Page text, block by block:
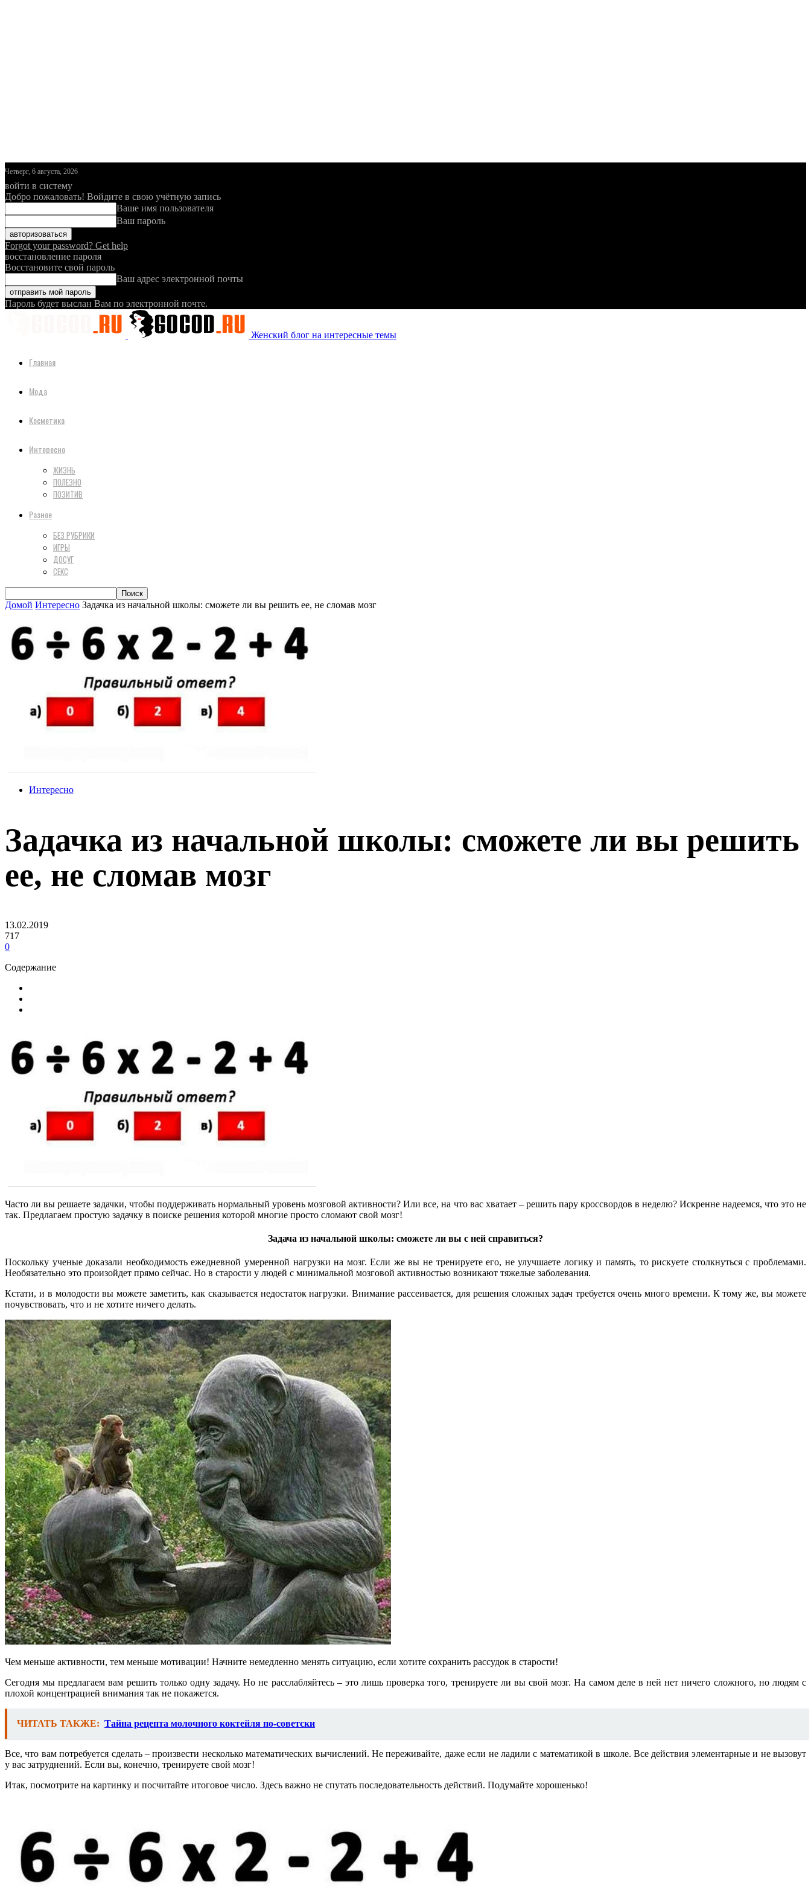
Четверг, 6 августа, 2026
войти в систему
Добро пожаловать! Войдите в свою учётную запись
Ваше имя пользователя
Ваш пароль
Forgot your password? Get help
восстановление пароля
Восстановите свой пароль
Ваш адрес электронной почты
Пароль будет выслан Вам по электронной почте.
Женский блог на интересные темы
Главная
Мода
Косметика
Интересно
ЖИЗНЬ
ПОЛЕЗНО
ПОЗИТИВ
Разное
БЕЗ РУБРИКИ
ИГРЫ
ДОСУГ
СЕКС
Домой Интересно Задачка из начальной школы: сможете ли вы решить ее, не сломав мозг
Интересно
Задачка из начальной школы: сможете ли вы решить
ее, не сломав мозг
13.02.2019
717
0
Содержание
Часто ли вы решаете задачки, чтобы поддерживать нормальный уровень мозговой активности? Или все, на что вас хватает – решить пару кроссвордов в неделю? Искренне надеемся, что это не
так. Предлагаем простую задачку в поиске решения которой многие просто сломают свой мозг!
Задача из начальной школы: сможете ли вы с ней справиться?
Поскольку ученые доказали необходимость ежедневной умеренной нагрузки на мозг. Если же вы не тренируете его, не улучшаете логику и память, то рискуете столкнуться с проблемами.
Необязательно это произойдет прямо сейчас. Но в старости у людей с минимальной мозговой активностью возникают тяжелые заболевания.
Кстати, и в молодости вы можете заметить, как сказывается недостаток нагрузки. Внимание рассеивается, для решения сложных задач требуется очень много времени. К тому же, вы можете
почувствовать, что и не хотите ничего делать.
Чем меньше активности, тем меньше мотивации! Начните немедленно менять ситуацию, если хотите сохранить рассудок в старости!
Сегодня мы предлагаем вам решить только одну задачу. Но не расслабляйтесь – это лишь проверка того, тренируете ли вы свой мозг. На самом деле в ней нет ничего сложного, но людям с
плохой концентрацией внимания так не покажется.
ЧИТАТЬ ТАКЖЕ: Тайна рецепта молочного коктейля по-советски
Все, что вам потребуется сделать – произвести несколько математических вычислений. Не переживайте, даже если не ладили с математикой в школе. Все действия элементарные и не вызовут
у вас затруднений. Если вы, конечно, тренируете свой мозг!
Итак, посмотрите на картинку и посчитайте итоговое число. Здесь важно не спутать последовательность действий. Подумайте хорошенько!